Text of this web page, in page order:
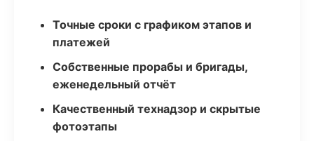
Точные сроки с графиком этапов и
платежей
Собственные прорабы и бригады,
еженедельный отчёт
Качественный технадзор и скрытые
фотоэтапы